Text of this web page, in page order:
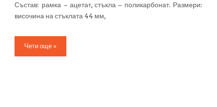
Състав: рамка – ацетат, стъкла – поликарбонат. Размери:
височина на стъклата 44 мм,
Чети още »